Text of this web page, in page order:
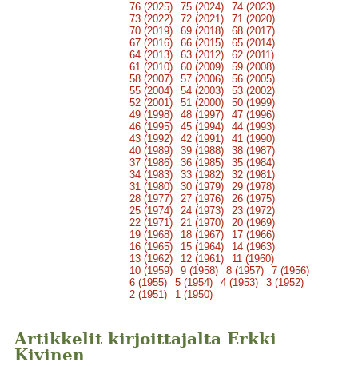
76 (2025) 75 (2024)
74 (2023)
73 (2022)
72 (2021)
71 (2020)
70 (2019)
69 (2018)
68 (2017)
67 (2016)
66 (2015)
65 (2014)
64 (2013)
63 (2012)
62 (2011)
61 (2010)
60 (2009)
59 (2008)
58 (2007)
57 (2006)
56 (2005)
55 (2004)
54 (2003)
53 (2002)
52 (2001)
51 (2000)
50 (1999)
49 (1998)
48 (1997)
47 (1996)
46 (1995)
45 (1994)
44 (1993)
43 (1992)
42 (1991)
41 (1990)
40 (1989)
39 (1988)
38 (1987)
37 (1986)
36 (1985)
35 (1984)
34 (1983)
33 (1982)
32 (1981)
31 (1980)
30 (1979)
29 (1978)
28 (1977)
27 (1976)
26 (1975)
25 (1974)
24 (1973)
23 (1972)
22 (1971)
21 (1970)
20 (1969)
19 (1968)
18 (1967)
17 (1966)
16 (1965)
15 (1964)
14 (1963)
13 (1962)
12 (1961)
11 (1960)
10 (1959)
9 (1958) 8 (1957)
7 (1956)
6 (1955)
5 (1954) 4 (1953)
3 (1952)
2 (1951)
1 (1950)
Artikkelit kirjoittajalta Erkki
Kivinen